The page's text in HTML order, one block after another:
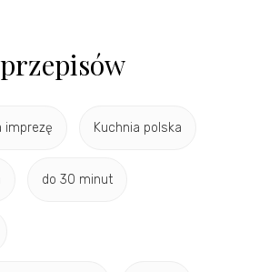
imprezę Kuchnia polska
do 30 minut